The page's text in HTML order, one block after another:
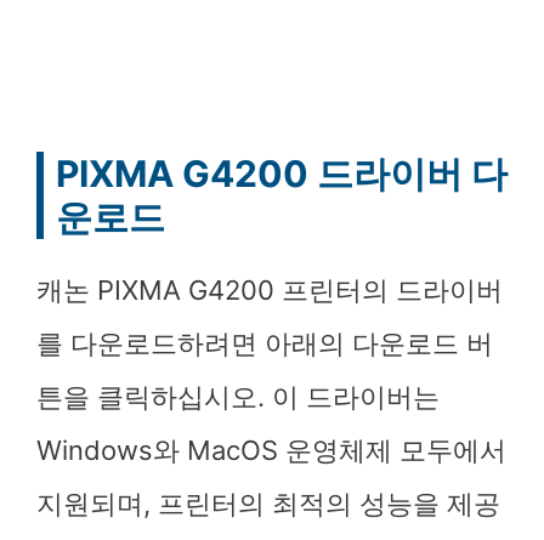
PIXMA G4200 드라이버 다
운로드
캐논 PIXMA G4200 프린터의 드라이버
를 다운로드하려면 아래의 다운로드 버
튼을 클릭하십시오. 이 드라이버는
Windows와 MacOS 운영체제 모두에서
지원되며, 프린터의 최적의 성능을 제공